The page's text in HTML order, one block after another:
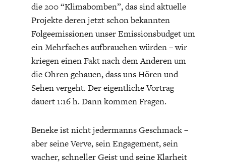
die 200 “Klimabomben”, das sind aktuelle
Projekte deren jetzt schon bekannten
Folgeemissionen unser Emissionsbudget um
ein Mehrfaches aufbrauchen würden – wir
kriegen einen Fakt nach dem Anderen um
die Ohren gehauen, dass uns Hören und
Sehen vergeht. Der eigentliche Vortrag
dauert 1:16 h. Dann kommen Fragen.
Beneke ist nicht jedermanns Geschmack –
aber seine Verve, sein Engagement, sein
wacher, schneller Geist und seine Klarheit